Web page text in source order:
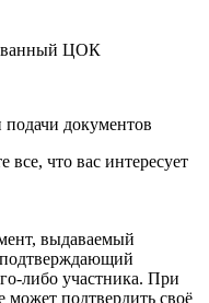
ЦОК
документов
что вас интересует
выдаваемый
подтверждающий
либо участника. При
подтвердить своё